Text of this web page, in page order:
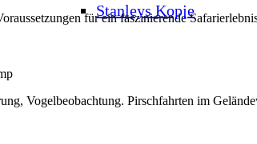
Stanleys Kopje
für ein faszinierende
Vogelbeobachtung. Pirschfahrten im